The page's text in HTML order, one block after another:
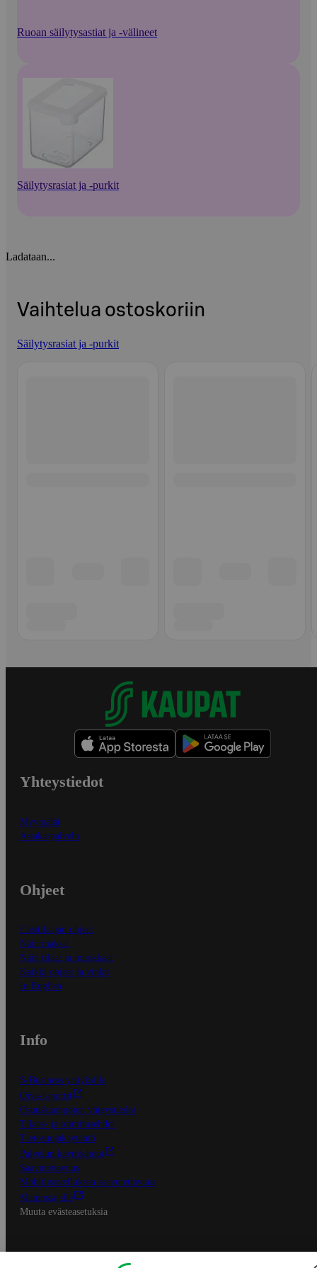
Ruoan säilytysastiat ja -välineet
Säilytysrasiat ja -purkit
Ladataan...
Vaihtelua ostoskoriin
Säilytysrasiat ja -purkit
Yhteystiedot
Myymälät
Asiakaspalvelu
Ohjeet
Ensitilaajan ohjeet
Näin maksat
Näin tilaat ja muokkaat
Kaikki ohjeet ja vinkit
In English
Info
S-Business yrityksille
Oiva-raportit
Osuuskauppojen yhteystiedot
Tilaus- ja toimitusehdot
Tietosuojakäytäntö
Palvelun käyttöehdot
Saavutettavuus
Mobiilisovelluksen saavutettavuus
Mainostajalle
Muuta evästeasetuksia